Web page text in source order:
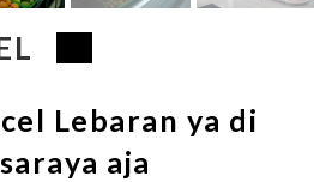
Lebaran ya di
aja